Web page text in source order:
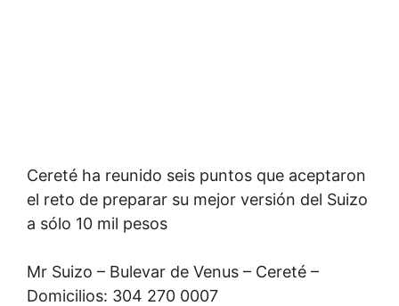
Cereté ha reunido seis puntos que aceptaron
el reto de preparar su mejor versión del Suizo
a sólo 10 mil pesos
Mr Suizo – Bulevar de Venus – Cereté –
Domicilios: 304 270 0007